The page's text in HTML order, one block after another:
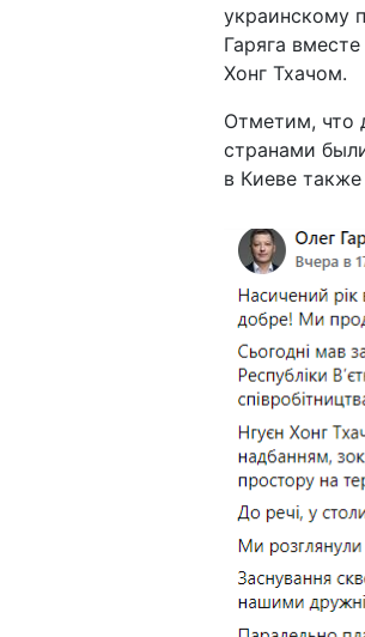
украинскому
Гаряга
Хонг Тхачом.
Отметим, что
странами
в Киеве